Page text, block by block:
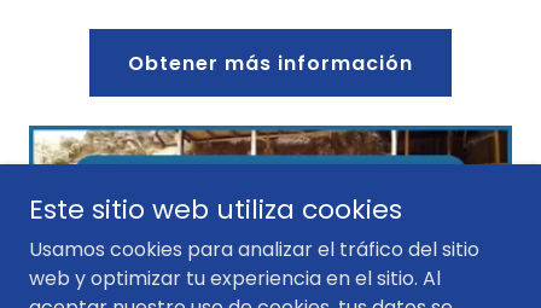
Obtener más información
Este sitio web utiliza cookies
Usamos cookies para analizar el tráfico del sitio
web y optimizar tu experiencia en el sitio. Al